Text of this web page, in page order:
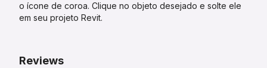
o ícone de coroa. Clique no objeto desejado e solte ele
em seu projeto Revit.
Reviews